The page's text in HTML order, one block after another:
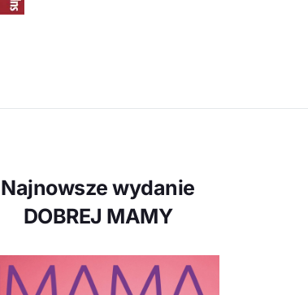
Najnowsze wydanie
DOBREJ MAMY